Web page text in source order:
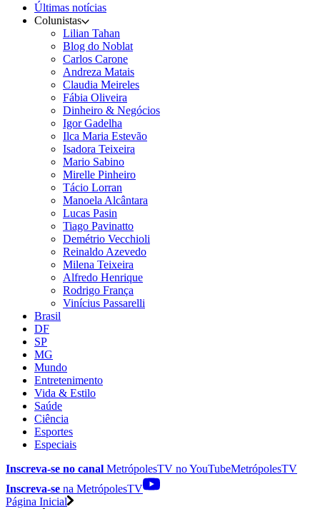
Últimas notícias
Colunistas
Lilian Tahan
Blog do Noblat
Carlos Carone
Andreza Matais
Claudia Meireles
Fábia Oliveira
Dinheiro & Negócios
Igor Gadelha
Ilca Maria Estevão
Isadora Teixeira
Mario Sabino
Mirelle Pinheiro
Tácio Lorran
Manoela Alcântara
Lucas Pasin
Tiago Pavinatto
Demétrio Vecchioli
Reinaldo Azevedo
Milena Teixeira
Alfredo Henrique
Rodrigo França
Vinícius Passarelli
Brasil
DF
SP
MG
Mundo
Entretenimento
Vida & Estilo
Saúde
Ciência
Esportes
Especiais
Inscreva-se no canal MetrópolesTV noYouTubeMetrópolesTV
Inscreva-se na MetrópolesTV
Página Inicial